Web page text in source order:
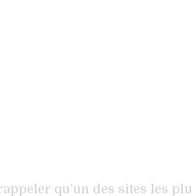
qu’un des sites les